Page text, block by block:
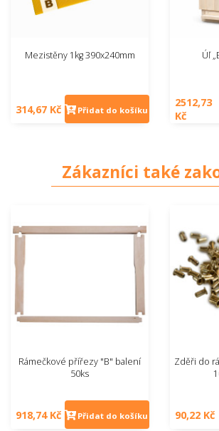
Mezistěny 1kg 390x240mm
314,67 Kč Přidat do košíku
Úľ
2512,73
Kč
Zákazníci také
Rámečkové přířezy "B" balení
50ks
918,74 Kč Přidat do košíku
Zděři do
90,22 Kč